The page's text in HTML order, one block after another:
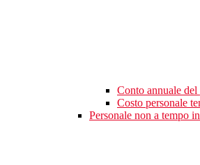
Conto annuale del
Costo personale
Personale non a tempo